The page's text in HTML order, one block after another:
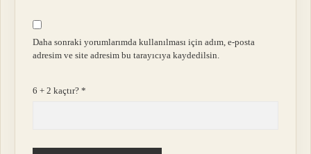
Daha sonraki yorumlarımda kullanılması için adım, e-posta
adresim ve site adresim bu tarayıcıya kaydedilsin.
6 + 2 kaçtır?*